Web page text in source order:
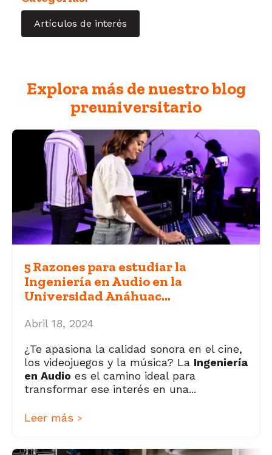
Artículos de interés
Explora más de nuestro blog
preuniversitario
5 Razones para estudiar la
Ingeniería en Audio en la
Universidad Anáhuac...
Abril 18, 2024
¿Te apasiona la calidad sonora en el cine,
los videojuegos y la música? La Ingeniería
en Audio es el camino ideal para
transformar ese interés en una...
Leer más >